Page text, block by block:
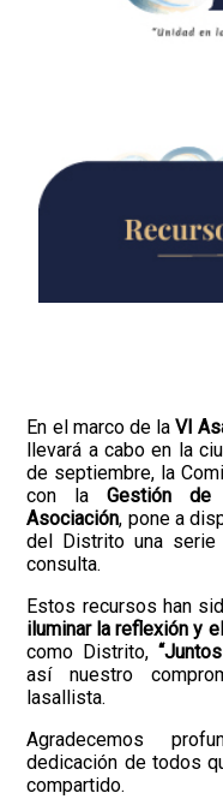
En el marco de la VI
llevará a cabo en la
de septiembre, la
con la Gestión de
Asociación, pone a
del Distrito una
consulta.
Estos recursos han
iluminar la reflexión y
como Distrito,
así nuestro
lasallista.
Agradecemos
dedicación de todos
compartido.